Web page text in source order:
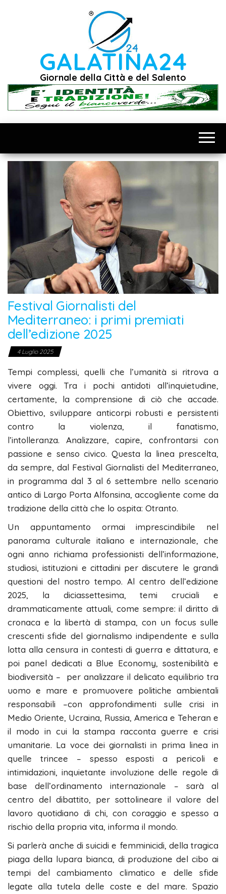
GALATINA24
Giornale della Città e del Salento
Festival Giornalisti del
Mediterraneo: i primi premiati
dell’edizione 2025
4 Luglio 2025
Tempi complessi, quelli che l’umanità si ritrova a
vivere oggi. Tra i pochi antidoti all’inquietudine,
certamente, la comprensione di ciò che accade.
Obiettivo, sviluppare anticorpi robusti e persistenti
contro la violenza, il fanatismo,
l’intolleranza. Analizzare, capire, confrontarsi con
passione e senso civico. Questa la linea prescelta,
da sempre, dal Festival Giornalisti del Mediterraneo,
in programma dal 3 al 6 settembre nello scenario
antico di Largo Porta Alfonsina, accogliente come da
tradizione della città che lo ospita: Otranto.
Un appuntamento ormai imprescindibile nel
panorama culturale italiano e internazionale, che
ogni anno richiama professionisti dell’informazione,
studiosi, istituzioni e cittadini per discutere le grandi
questioni del nostro tempo. Al centro dell’edizione
2025, la diciassettesima, temi cruciali e
drammaticamente attuali, come sempre: il diritto di
cronaca e la libertà di stampa, con un focus sulle
crescenti sfide del giornalismo indipendente e sulla
lotta alla censura in contesti di guerra e dittatura, e
poi panel dedicati a Blue Economy, sostenibilità e
biodiversità – per analizzare il delicato equilibrio tra
uomo e mare e promuovere politiche ambientali
responsabili –con approfondimenti sulle crisi in
Medio Oriente, Ucraina, Russia, America e Teheran e
il modo in cui la stampa racconta guerre e crisi
umanitarie. La voce dei giornalisti in prima linea in
quelle trincee – spesso esposti a pericoli e
intimidazioni, inquietante involuzione delle regole di
base dell’ordinamento internazionale – sarà al
centro del dibattito, per sottolineare il valore del
lavoro quotidiano di chi, con coraggio e spesso a
rischio della propria vita, informa il mondo.
Si parlerà anche di suicidi e femminicidi, della tragica
piaga della lupara bianca, di produzione del cibo ai
tempi del cambiamento climatico e delle sfide
legate alla tutela delle coste e del mare. Spazio